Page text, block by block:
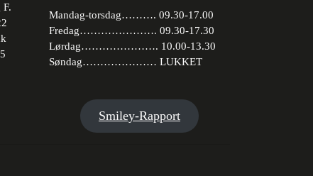
Mandag-torsdag………. 09.30-17.00
Fredag…………………. 09.30-17.30
Lørdag…………………. 10.00-13.30
Søndag………………… LUKKET
Smiley-Rapport